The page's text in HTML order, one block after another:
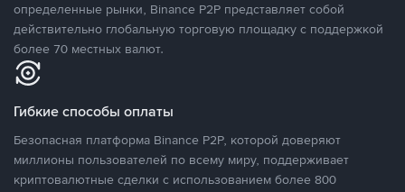
определенные рынки, Binance P2P представляет собой
действительно глобальную торговую площадку с поддержкой
более 70 местных валют.
Гибкие способы оплаты
Безопасная платформа Binance P2P, которой доверяют
миллионы пользователей по всему миру, поддерживает
криптовалютные сделки с использованием более 800